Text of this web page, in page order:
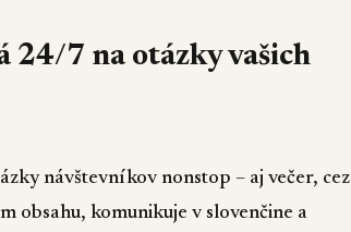
24/7 na otázky vašich
návštevníkov nonstop – aj večer, cez
obsahu, komunikuje v slovenčine a